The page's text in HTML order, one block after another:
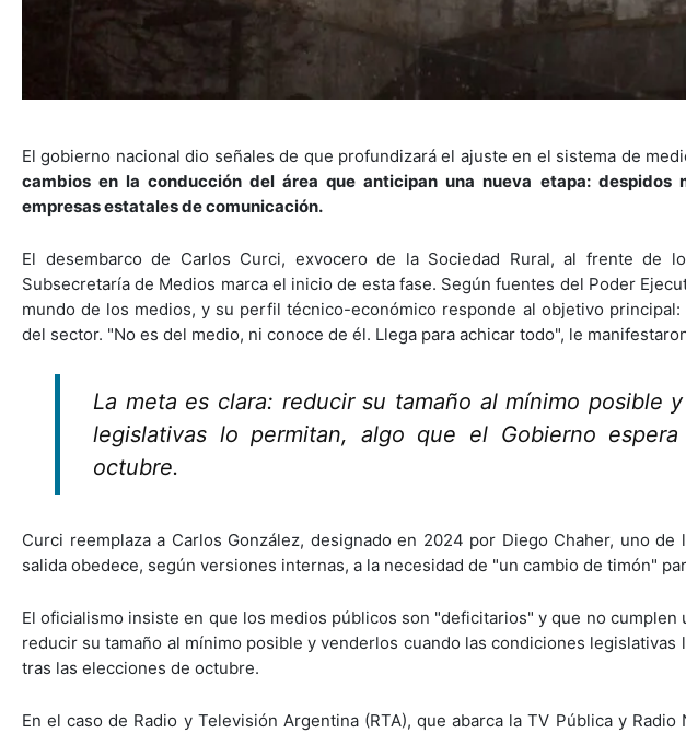
El gobierno nacional dio señales de que profundizará el ajuste en el sistema de
cambios en la conducción del área que anticipan una nueva etapa:
empresas estatales de comunicación.
El desembarco de Carlos Curci, exvocero de la Sociedad Rural, al frente de
Subsecretaría de Medios marca el inicio de esta fase. Según fuentes del Poder
mundo de los medios, y su perfil técnico-económico responde al objetivo
del sector. "No es del medio, ni conoce de él. Llega para achicar todo", le
La meta es clara: reducir su tamaño al mínimo posible
legislativas lo permitan, algo que el Gobierno
octubre.
Curci reemplaza a Carlos González, designado en 2024 por Diego Chaher, uno
salida obedece, según versiones internas, a la necesidad de "un cambio de timón"
El oficialismo insiste en que los medios públicos son "deficitarios" y que no
reducir su tamaño al mínimo posible y venderlos cuando las condiciones
tras las elecciones de octubre.
En el caso de Radio y Televisión Argentina (RTA), que abarca la TV Pública y